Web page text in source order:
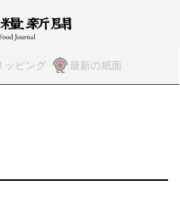
ッピング 最新の紙面